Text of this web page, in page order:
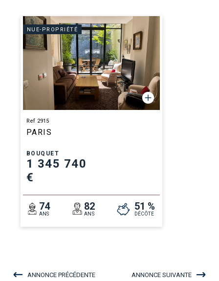
NUE-PROPRIÉTÉ
Ref 2915
PARIS
BOUQUET
1 345 740
€
74
ANS
82
ANS
51 %
DÉCÔTE
ANNONCE PRÉCÉDENTE ANNONCE SUIVANTE